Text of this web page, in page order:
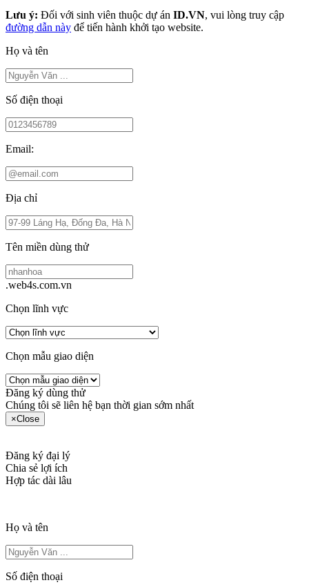
Lưu ý: Đối với sinh viên thuộc dự án ID.VN, vui lòng truy cập
đường dẫn này để tiến hành khởi tạo website.
Họ và tên
Số điện thoại
Email:
Địa chỉ
Tên miền dùng thử
.web4s.com.vn
Chọn lĩnh vực
Chọn mẫu giao diện
Đăng ký dùng thử
Chúng tôi sẽ liên hệ bạn thời gian sớm nhất
×Close
Đăng ký đại lý
Chia sẻ lợi ích
Hợp tác dài lâu
Họ và tên
Số điện thoại